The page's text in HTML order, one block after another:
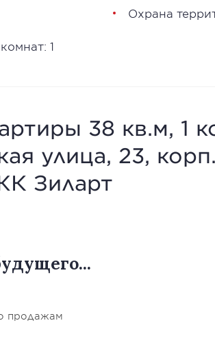
1
Охрана
38 кв.м, 1
улица, 23,
Зиларт
продажам